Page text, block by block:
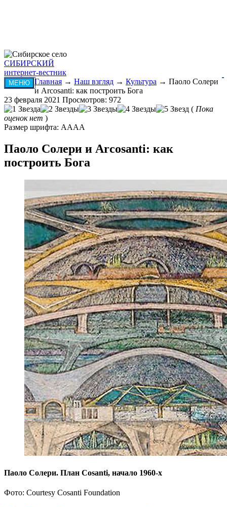
СИБИРСКИЙ
интернет-вестник
МЕНЮ Главная → Наш взгляд → Культура → Паоло Солери
и Arcosanti: как построить Бога
23 февраля 2021 Просмотров: 972
( Пока
оценок нет )
Размер шрифта: AAAA
Паоло Солери и Arcosanti: как
построить Бога
Паоло Солери. План Cosanti, начало 1960-х
Фото: Courtesy Cosanti Foundation